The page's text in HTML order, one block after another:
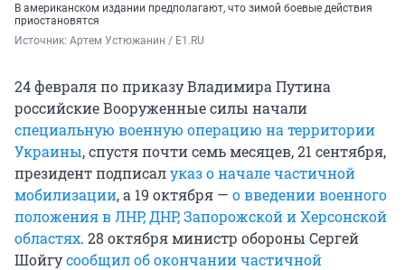
В американском издании предполагают, что зимой боевые действия
приостановятся
Источник: Артем Устюжанин / E1.RU
24 февраля по приказу Владимира Путина
российские Вооруженные силы начали
специальную военную операцию на территории
Украины, спустя почти семь месяцев, 21 сентября,
президент подписалуказ о начале частичной
мобилизации, а 19 октября — о введении военного
положения в ЛНР, ДНР, Запорожской и Херсонской
областях. 28 октября министр обороны Сергей
Шойгусообщил об окончании частичной